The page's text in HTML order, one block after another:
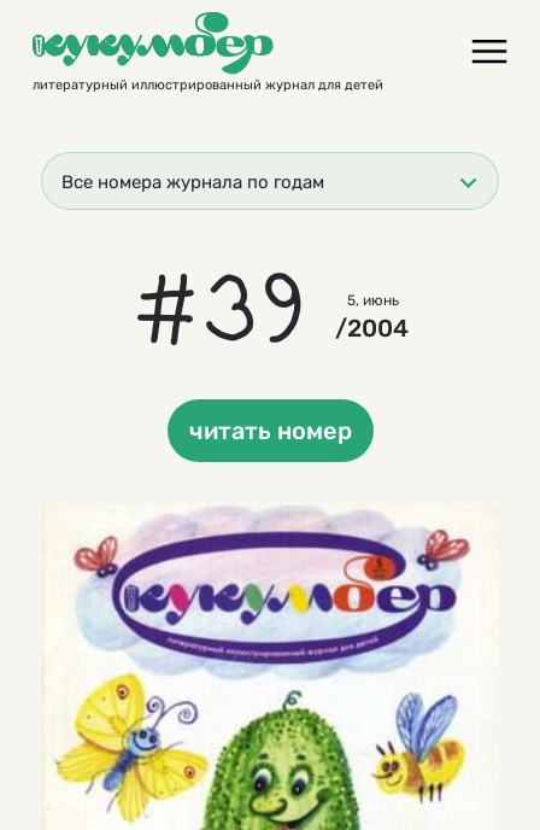
contentлитературный иллюстрированный журнал для детей
Все номера журнала по годам
#39 5, июнь
/2004
читать номер